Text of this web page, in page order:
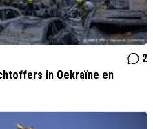
2
in Oekraïne en